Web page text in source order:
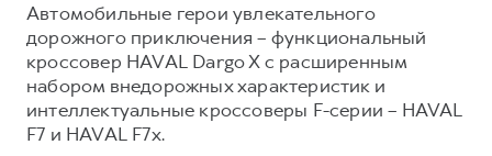
F7
от 2 899 000 ₽
F7X
от 3 599 000 ₽
Кредит
КОРПОРАТИВНЫМ КЛИЕНТАМ
Для малого бизнеса
ПОДДЕРЖКА
GWM Безопасность
Гарантия HAVAL
Мобильное приложение GWM
Автомобильные герои увлекательного
дорожного приключения – функциональный
кроссовер HAVAL Dargo X с расширенным
набором внедорожных характеристик и
интеллектуальные кроссоверы F-серии – HAVAL
F7 и HAVAL F7x.